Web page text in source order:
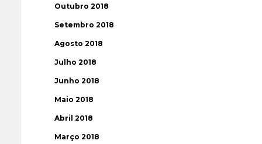
Outubro 2018
Setembro 2018
Agosto 2018
Julho 2018
Junho 2018
Maio 2018
Abril 2018
Março 2018